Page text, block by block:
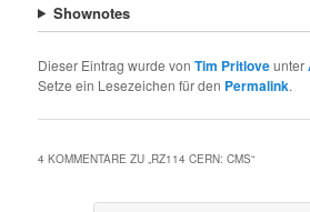
Shownotes
Dieser Eintrag wurde vonTim Pritloveunter
Setze ein Lesezeichen für den Permalink.
4 KOMMENTARE ZU „ RZ114 CERN: CMS“